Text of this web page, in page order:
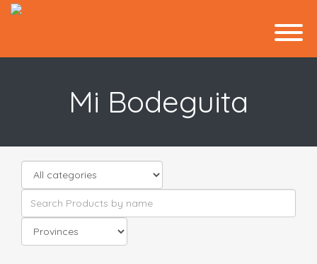
Mi Bodeguita